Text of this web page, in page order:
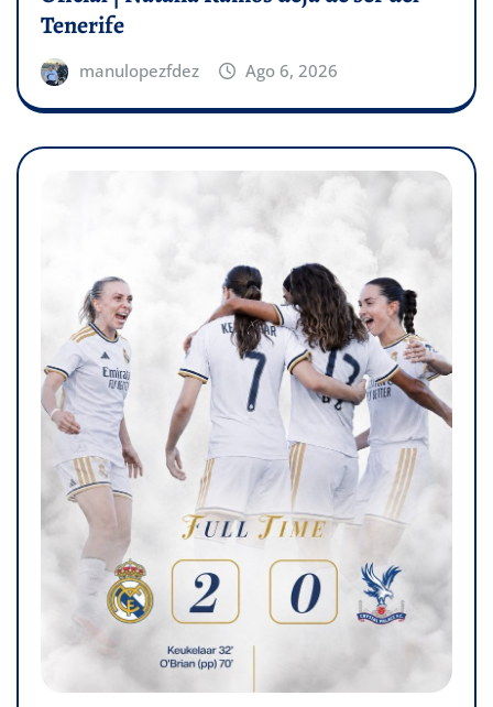
Tenerife
manulopezfdez Ago 6, 2026